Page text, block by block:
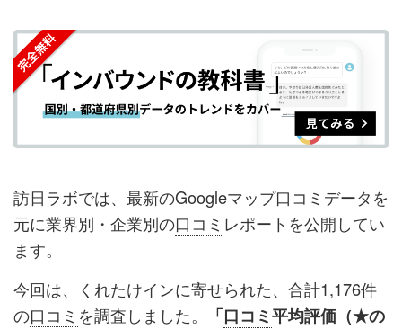
シ
ェ
ア
す
る
シ
ェ
ア
す
る
ク
マ
ー
ク
に
加
購
読
す
る
録
す
訪日ラボでは、最新のGoogleマップ口コミ データを
元に業界別・企業別の口コミ レポートを公開してい
ます。
今回は、くれたけインに寄せられた、合計1,176件
の口コミ を調査しました。 「口コミ平均評価（★の